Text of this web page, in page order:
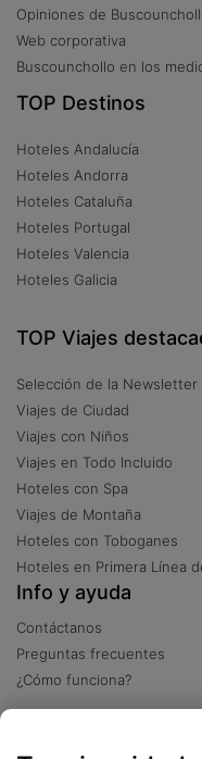
Opiniones de
Web corporativa
Buscounchollo en los
TOP Destinos
Hoteles Andalucía
Hoteles Andorra
Hoteles Cataluña
Hoteles Portugal
Hoteles Valencia
Hoteles Galicia
TOP Viajes
Selección de la Newsletter
Viajes de Ciudad
Viajes con Niños
Viajes en Todo Incluido
Hoteles con Spa
Viajes de Montaña
Hoteles con Toboganes
Hoteles en Primera Línea
Info y ayuda
Contáctanos
Preguntas frecuentes
¿Cómo funciona?